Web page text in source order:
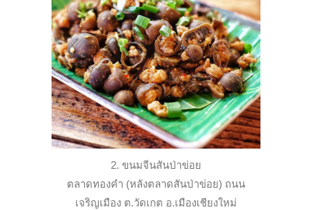
2. ขนมจีนสันป่าข่อย
ตลาดทองคำ (หลังตลาดสันป่าข่อย) ถนน
เจริญเมือง ต.วัดเกต อ.เมืองเชียงใหม่